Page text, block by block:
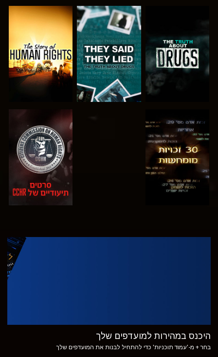
צפה צפה
צפה צפה
בדוק את הסדרה
היכנס במהירות למועדפים שלך
בחר + מ-'עמוד תוכניות' כדי להתחיל לבנות את המועדפים שלך